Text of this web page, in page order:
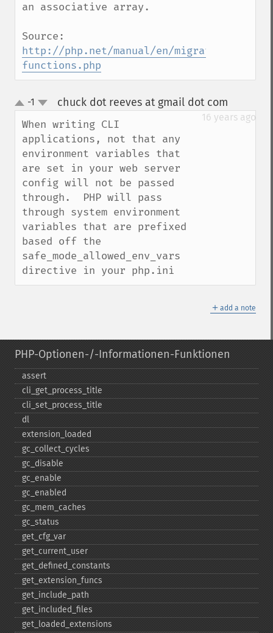
an associative array.
http://php.net/manual/en/
functions.php
up
down
-1 chuck dot reeves at gmail dot com
16 years ago
When writing CLI
applications, not that any
environment variables that
are set in your web server
config will not be passed
through.  PHP will pass
through system environment
variables that are prefixed
based off the
safe_mode_allowed_env_vars
directive in your php.ini
＋ add a note
PHP-Optionen-/-Informationen-Funktionen
assert
cli_​get_​process_​title
cli_​set_​process_​title
dl
extension_​loaded
gc_​collect_​cycles
gc_​disable
gc_​enable
gc_​enabled
gc_​mem_​caches
gc_​status
get_​cfg_​var
get_​current_​user
get_​defined_​constants
get_​extension_​funcs
get_​include_​path
get_​included_​files
get_​loaded_​extensions